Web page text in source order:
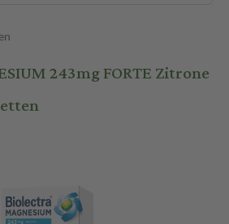
243mg FORTE Zitrone